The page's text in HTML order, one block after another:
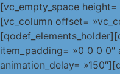
[vc_empty_space
[vc_column offset=
item_padding= »0 0 0 0″
animation_delay=